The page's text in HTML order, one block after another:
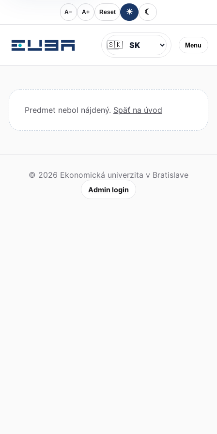
A− A+ Reset ☀ ☾
Menu
Jazyk
🇸🇰
Predmet nebol nájdený. Späť na úvod
© 2026 Ekonomická univerzita v Bratislave
Admin login